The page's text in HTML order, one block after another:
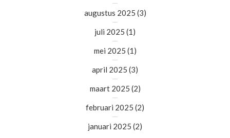
augustus 2025 (3)
juli 2025 (1)
mei 2025 (1)
april 2025 (3)
maart 2025 (2)
februari 2025 (2)
januari 2025 (2)